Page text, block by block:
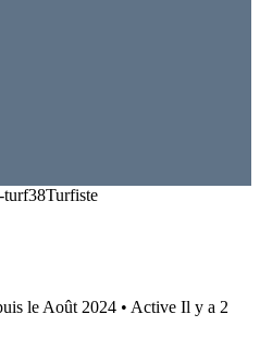
Turfiste
le Août 2024 • Active Il y a 2